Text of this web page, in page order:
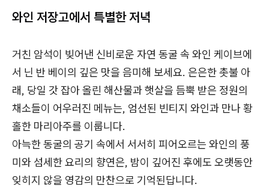
와인 저장고에서 특별한 저녁
거친 암석이 빚어낸 신비로운 자연 동굴 속 와인 케이브에
서 닌 반 베이의 깊은 맛을 음미해 보세요. 은은한 촛불 아
래, 당일 갓 잡아 올린 해산물과 햇살을 듬뿍 받은 정원의
채소들이 어우러진 메뉴는, 엄선된 빈티지 와인과 만나 황
홀한 마리아주를 이룹니다.
아늑한 동굴의 공기 속에서 서서히 피어오르는 와인의 풍
미와 섬세한 요리의 향연은, 밤이 깊어진 후에도 오랫동안
잊히지 않을 영감의 만찬으로 기억된답니다.